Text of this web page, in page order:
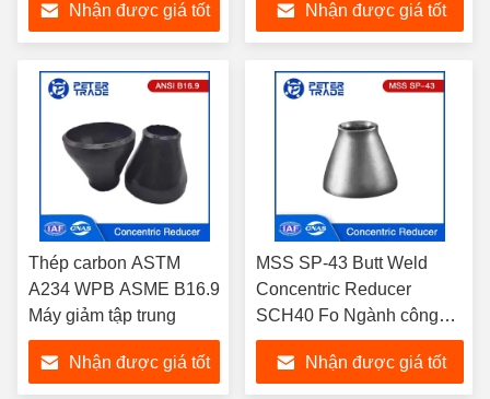
hệ thống ống
Nhận được giá tốt
hóa học và hóa dầu
Nhận được giá tốt
Thép carbon ASTM
A234 WPB ASME B16.9
Máy giảm tập trung
Nhận được giá tốt
MSS SP-43 Butt Weld
Concentric Reducer
SCH40 Fo Ngành công
nghiệp hóa dầu
Nhận được giá tốt